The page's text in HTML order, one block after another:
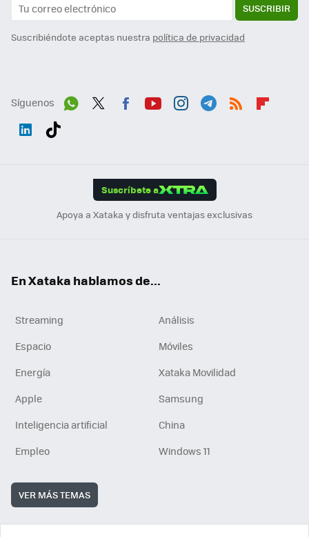
SUSCRIBIR
Suscribiéndote aceptas nuestra política de privacidad
Síguenos
Suscríbete a
Apoya a Xataka y disfruta ventajas exclusivas
En Xataka hablamos de...
Streaming
Análisis
Espacio
Móviles
Energía
Xataka Movilidad
Apple
Samsung
Inteligencia artificial
China
Empleo
Windows 11
VER MÁS TEMAS